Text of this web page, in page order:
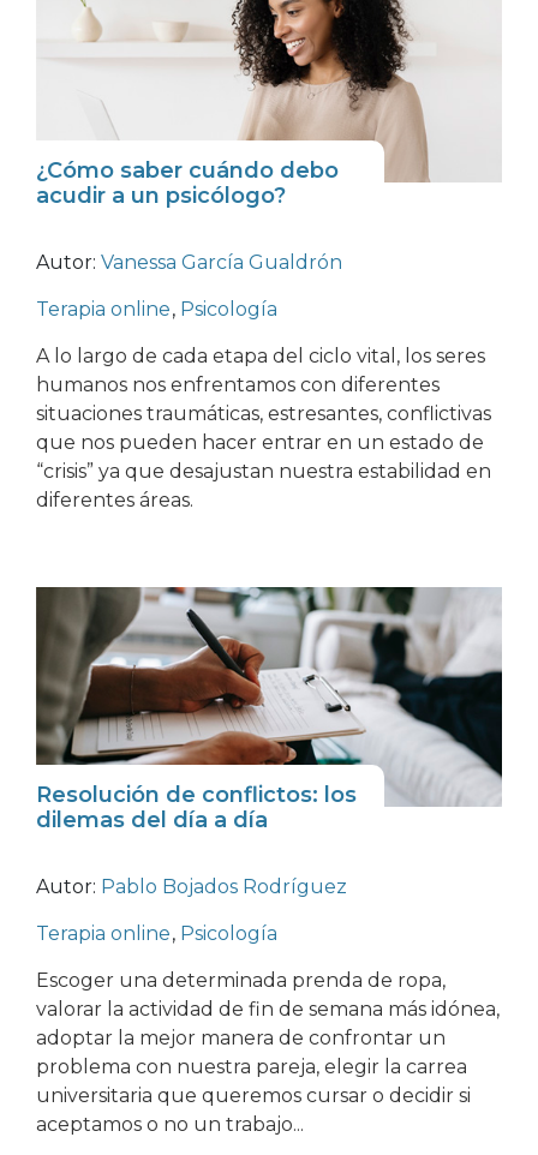
¿Cómo saber cuándo debo
acudir a un psicólogo?
Autor: Vanessa García Gualdrón
Terapia online, Psicología
A lo largo de cada etapa del ciclo vital, los seres
humanos nos enfrentamos con diferentes
situaciones traumáticas, estresantes, conflictivas
que nos pueden hacer entrar en un estado de
“crisis” ya que desajustan nuestra estabilidad en
diferentes áreas.
Resolución de conflictos: los
dilemas del día a día
Autor: Pablo Bojados Rodríguez
Terapia online, Psicología
Escoger una determinada prenda de ropa,
valorar la actividad de fin de semana más idónea,
adoptar la mejor manera de confrontar un
problema con nuestra pareja, elegir la carrea
universitaria que queremos cursar o decidir si
aceptamos o no un trabajo...